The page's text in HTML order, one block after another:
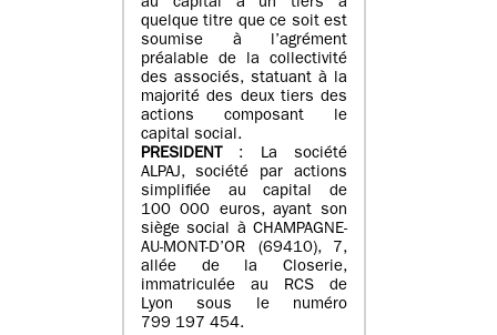
au capital à un tiers à
quelque titre que ce soit est
soumise à l’agrément
préalable de la collectivité
des associés, statuant à la
majorité des deux tiers des
actions composant le
capital social.
PRESIDENT
: La société
ALPAJ, société par actions
simplifiée au capital de
100 000 euros, ayant son
siège social à CHAMPAGNE-
AU-MONT-D’OR (69410), 7,
allée de la Closerie,
immatriculée au RCS de
Lyon sous le numéro
799 197 454.